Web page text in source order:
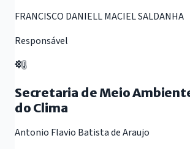
FRANCISCO DANIELL MACIEL SALDANHA
Responsável
Secretaria de Meio
do Clima
Antonio Flavio Batista de Araujo